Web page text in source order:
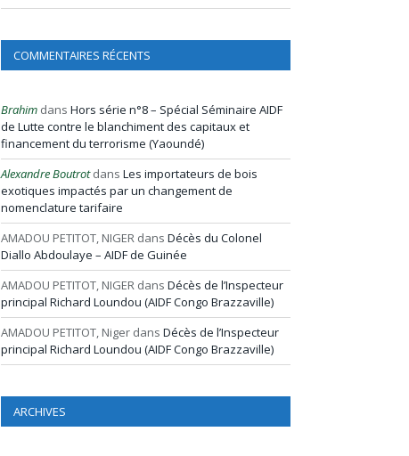
COMMENTAIRES RÉCENTS
Brahim dans Hors série n°8 – Spécial Séminaire AIDF
de Lutte contre le blanchiment des capitaux et
financement du terrorisme (Yaoundé)
Alexandre Boutrotdans Les importateurs de bois
exotiques impactés par un changement de
nomenclature tarifaire
AMADOU PETITOT, NIGER dans Décès du Colonel
Diallo Abdoulaye – AIDF de Guinée
AMADOU PETITOT, NIGER dans Décès de l’Inspecteur
principal Richard Loundou (AIDF Congo Brazzaville)
AMADOU PETITOT, Niger dans Décès de l’Inspecteur
principal Richard Loundou (AIDF Congo Brazzaville)
ARCHIVES